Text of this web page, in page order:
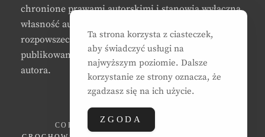
chronione prawami autorskimi i stanowią wyłączną
własność autora strony. Zabrania się kopiowania,
rozpowszechniania, reprodukowania,
publikowania, i/lub modyfikowania zdjęć bez zgody
autora.
COPYRIGHT © 2026
Ta strona korzysta z ciasteczek,
aby świadczyć usługi na
najwyższym poziomie. Dalsze
korzystanie ze strony oznacza, że
zgadzasz się na ich użycie.
ZGODA